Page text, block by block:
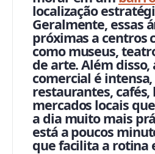
localização
Geralmente, essas
próximas a centros
como museus,
de arte. Além disso,
comercial é
restaurantes, cafés,
mercados locais
a dia muito mais
está a poucos
que facilita a rotina